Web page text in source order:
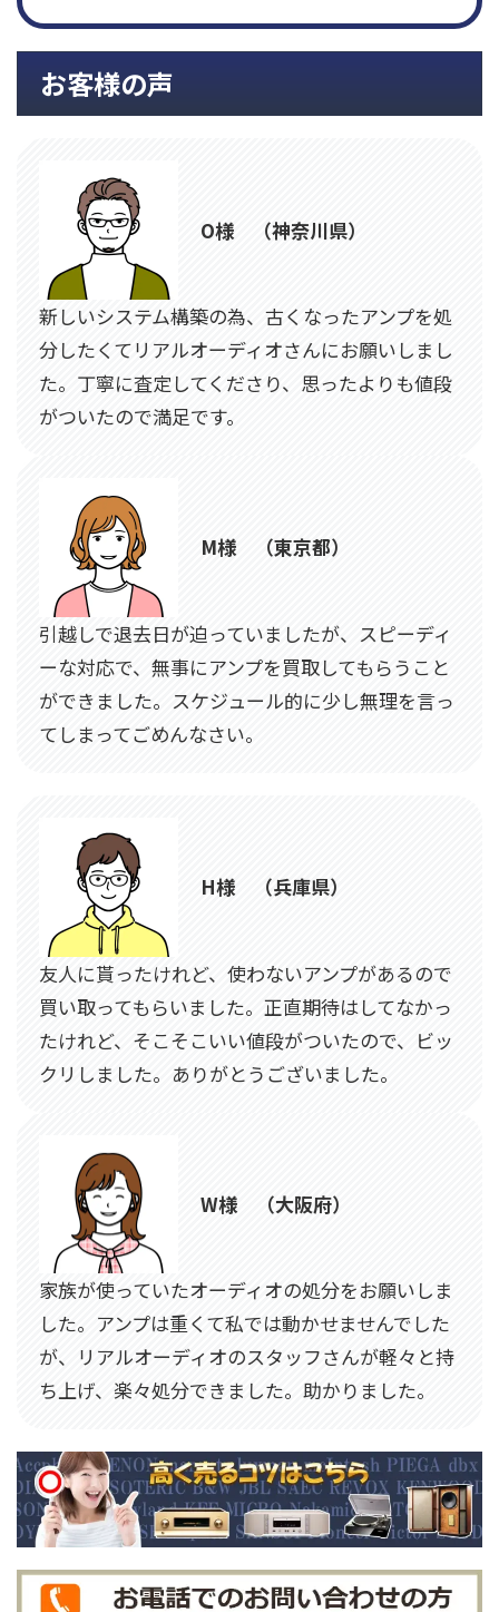
お客様の声
O様 （神奈川県）
新しいシステム構築の為、古くなったアンプを処
分したくてリアルオーディオさんにお願いしまし
た。丁寧に査定してくださり、思ったよりも値段
がついたので満足です。
M様 （東京都）
引越しで退去日が迫っていましたが、スピーディ
ーな対応で、無事にアンプを買取してもらうこと
ができました。スケジュール的に少し無理を言っ
てしまってごめんなさい。
H様 （兵庫県）
友人に貰ったけれど、使わないアンプがあるので
買い取ってもらいました。正直期待はしてなかっ
たけれど、そこそこいい値段がついたので、ビッ
クリしました。ありがとうございました。
W様 （大阪府）
家族が使っていたオーディオの処分をお願いしま
した。アンプは重くて私では動かせませんでした
が、リアルオーディオのスタッフさんが軽々と持
ち上げ、楽々処分できました。助かりました。